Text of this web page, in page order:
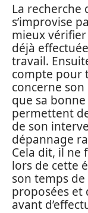
La recherche
s’improvise
mieux
déjà
travail.
compte pour
concerne
que sa
permettent
de son
dépannage
Cela dit, il ne
lors de cette
son temps
proposées et
avant